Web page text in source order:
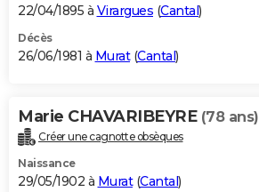
22/04/1895 à Virargues (Cantal)
Décès
26/06/1981 à Murat(Cantal)
Marie CHAVARIBEYRE (78 ans)
Créer une cagnotte obsèques
Naissance
29/05/1902 à Murat(Cantal )